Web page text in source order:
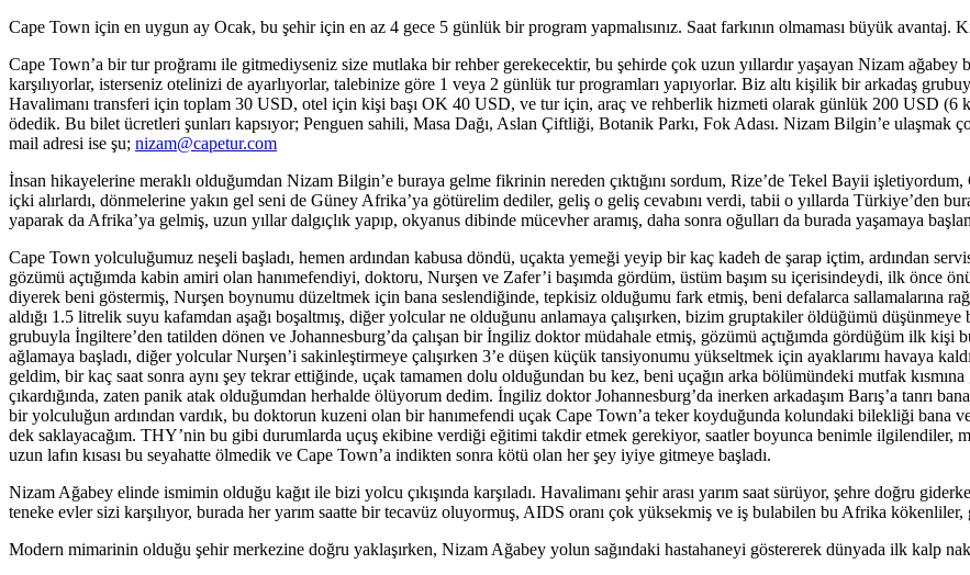
Cape Town için en uygun ay Ocak, bu şehir için en az 4 gece 5 günlük bir program yapmalısınız. Saat farkının olmaması büyük avantaj.
Cape Town’a bir tur proğramı ile gitmediyseniz size mutlaka bir rehber gerekecektir, bu şehirde çok uzun yıllardır yaşayan Nizam
karşılıyorlar, isterseniz otelinizi de ayarlıyorlar, talebinize göre 1 veya 2 günlük tur programları yapıyorlar. Biz altı kişilik bir arkadaş
Havalimanı transferi için toplam 30 USD, otel için kişi başı OK 40 USD, ve tur için, araç ve rehberlik hizmeti olarak günlük 200 USD (6
ödedik. Bu bilet ücretleri şunları kapsıyor; Penguen sahili, Masa Dağı, Aslan Çiftliği, Botanik Parkı, Fok Adası. Nizam Bilgin’e ulaşmak
mail adresi ise şu; nizam@capetur.com
İnsan hikayelerine meraklı olduğumdan Nizam Bilgin’e buraya gelme fikrinin nereden çıktığını sordum, Rize’de Tekel Bayii
içki alırlardı, dönmelerine yakın gel seni de Güney Afrika’ya götürelim dediler, geliş o geliş cevabını verdi, tabii o yıllarda Türkiye’den
yaparak da Afrika’ya gelmiş, uzun yıllar dalgıçlık yapıp, okyanus dibinde mücevher aramış, daha sonra oğulları da burada yaşamaya
Cape Town yolculuğumuz neşeli başladı, hemen ardından kabusa döndü, uçakta yemeği yeyip bir kaç kadeh de şarap içtim, ardından
gözümü açtığımda kabin amiri olan hanımefendiyi, doktoru, Nurşen ve Zafer’i başımda gördüm, üstüm başım su içerisindeydi, ilk önce
diyerek beni göstermiş, Nurşen boynumu düzeltmek için bana seslendiğinde, tepkisiz olduğumu fark etmiş, beni defalarca sallamalarına
aldığı 1.5 litrelik suyu kafamdan aşağı boşaltmış, diğer yolcular ne olduğunu anlamaya çalışırken, bizim gruptakiler öldüğümü
grubuyla İngiltere’den tatilden dönen ve Johannesburg’da çalışan bir İngiliz doktor müdahale etmiş, gözümü açtığımda gördüğüm ilk
ağlamaya başladı, diğer yolcular Nurşen’i sakinleştirmeye çalışırken 3’e düşen küçük tansiyonumu yükseltmek için ayaklarımı havaya
geldim, bir kaç saat sonra aynı şey tekrar ettiğinde, uçak tamamen dolu olduğundan bu kez, beni uçağın arka bölümündeki mutfak
çıkardığında, zaten panik atak olduğumdan herhalde ölüyorum dedim. İngiliz doktor Johannesburg’da inerken arkadaşım Barış’a tanrı
bir yolculuğun ardından vardık, bu doktorun kuzeni olan bir hanımefendi uçak Cape Town’a teker koyduğunda kolundaki bilekliği bana
dek saklayacağım. THY’nin bu gibi durumlarda uçuş ekibine verdiği eğitimi takdir etmek gerekiyor, saatler boyunca benimle ilgilendiler,
uzun lafın kısası bu seyahatte ölmedik ve Cape Town’a indikten sonra kötü olan her şey iyiye gitmeye başladı.
Nizam Ağabey elinde ismimin olduğu kağıt ile bizi yolcu çıkışında karşıladı. Havalimanı şehir arası yarım saat sürüyor, şehre doğru
teneke evler sizi karşılıyor, burada her yarım saatte bir tecavüz oluyormuş, AIDS oranı çok yüksekmiş ve iş bulabilen bu Afrika kökenliler,
Modern mimarinin olduğu şehir merkezine doğru yaklaşırken, Nizam Ağabey yolun sağındaki hastahaneyi göstererek dünyada ilk kalp